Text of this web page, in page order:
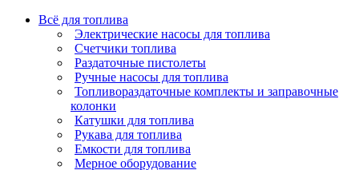
Всё для топлива
Электрические насосы для топлива
Счетчики топлива
Раздаточные пистолеты
Ручные насосы для топлива
Топливораздаточные комплекты и заправочные
колонки
Катушки для топлива
Рукава для топлива
Емкости для топлива
Мерное оборудование